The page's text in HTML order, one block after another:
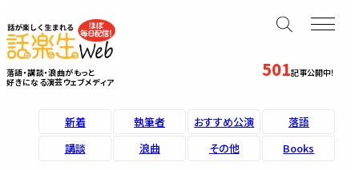
501記事公開中！
落語・講談・浪曲がもっと
好きになる演芸ウェブメディア
新着 執筆者 おすすめ公演
落語
講談
浪曲 その他 Books